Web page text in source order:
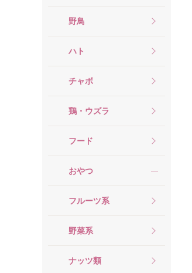
野鳥
ハト
チャボ
鶏・ウズラ
フード
おやつ
フルーツ系
野菜系
ナッツ類